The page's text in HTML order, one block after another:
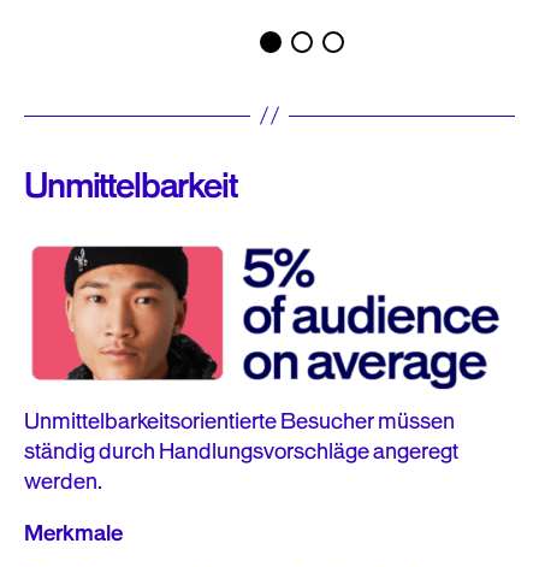
Unmittelbarkeit
Unmittelbarkeitsorientierte Besucher müssen
ständig durch Handlungsvorschläge angeregt
werden.
Merkmale